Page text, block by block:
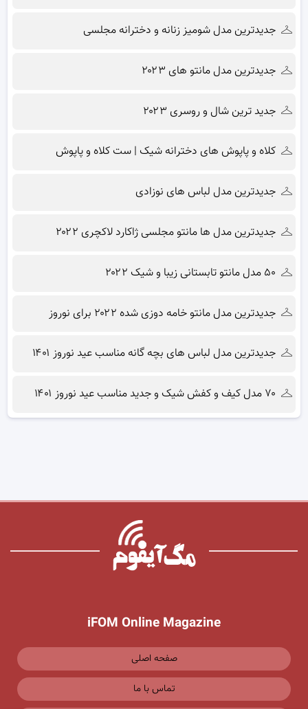
جدیدترین مدل شومیز زنانه و دخترانه مجلسی
جدیدترین مدل مانتو های ۲۰۲۳
جدید ترین شال و روسری ۲۰۲۳
کلاه و پاپوش های دخترانه شیک | ست کلاه و پاپوش
جدیدترین مدل لباس های نوزادی
جدیدترین مدل ها مانتو مجلسی ژاکارد لاکچری ۲۰۲۲
۵۰ مدل مانتو تابستانی زیبا و شیک ۲۰۲۲
جدیدترین مدل مانتو خامه دوزی شده ۲۰۲۲ برای نوروز
جدیدترین مدل لباس های بچه گانه مناسب عید نوروز ۱۴۰۱
۷۰ مدل کیف و کفش شیک و جدید مناسب عید نوروز ۱۴۰۱
iFOM Online Magazine
صفحه اصلی
تماس با ما